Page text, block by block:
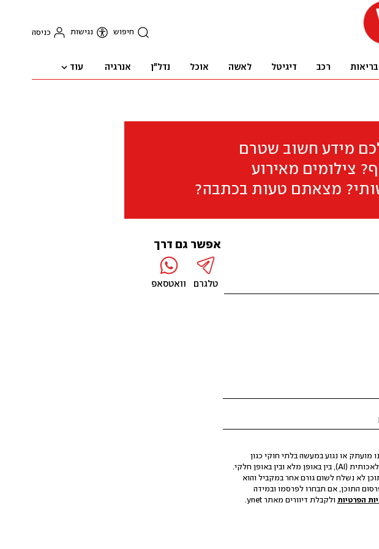
חיפוש נגישות כניסה
בריאות רכב דיגיטל לאשה אוכל נדל"ן אנרגיה עוד
מידע חשוב שטרם
צילומים מאירוע
מצאתם טעות בכתבה?
מועתק או נגוע במעשה בלתי חוקי כגון
הסגת גבול ופגיעה בפרטיות. התוכן לא הופק, לא נערך ולא עבר כל עיבוד באמצעות בינה מלאכותית (AI), בין באופן מלא ובין באופן חלקי.
לא נשלח לשום גורם אחר במקביל והוא
התוכן, אם תבחרו לפרסמו ובמידה
הפרטיות ולקבלת דיוורים מאתר ynet.
אפשר גם דרך
טלגרם וואטסאפ